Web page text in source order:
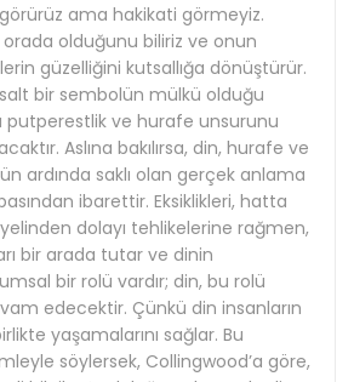
ama hakikati görmeyiz.
olduğunu biliriz ve onun
güzelliğini kutsallığa dönüştürür.
salt bir sembolün mülkü olduğu
ve hurafe unsurunu
Aslına bakılırsa, din, hurafe ve
ardında saklı olan gerçek anlama
ibarettir. Eksiklikleri, hatta
dolayı tehlikelerine rağmen,
bir arada tutar ve dinin
bir rolü vardır; din, bu rolü
edecektir. Çünkü din insanların
yaşamalarını sağlar. Bu
söylersek, Collingwood’a göre,